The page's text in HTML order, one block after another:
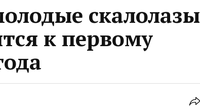
скалолазы
к первому